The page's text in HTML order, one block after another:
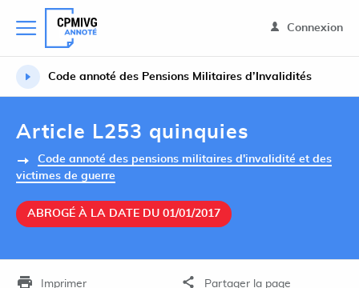
Connexion
Code annoté des Pensions Militaires d’Invalidités
Article L253 quinquies
Code annoté des pensions militaires d'invalidité et des
victimes de guerre
ABROGÉ À LA DATE DU 01/01/2017
Imprimer Partager la page